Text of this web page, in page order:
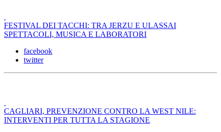
FESTIVAL DEI TACCHI: TRA JERZU E ULASSAI
SPETTACOLI, MUSICA E LABORATORI
facebook
twitter
CAGLIARI, PREVENZIONE CONTRO LA WEST NILE:
INTERVENTI PER TUTTA LA STAGIONE